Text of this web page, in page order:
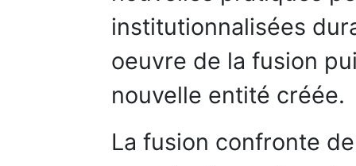
institutionnalisées
oeuvre de la fusion
nouvelle entité créée.
La fusion confronte